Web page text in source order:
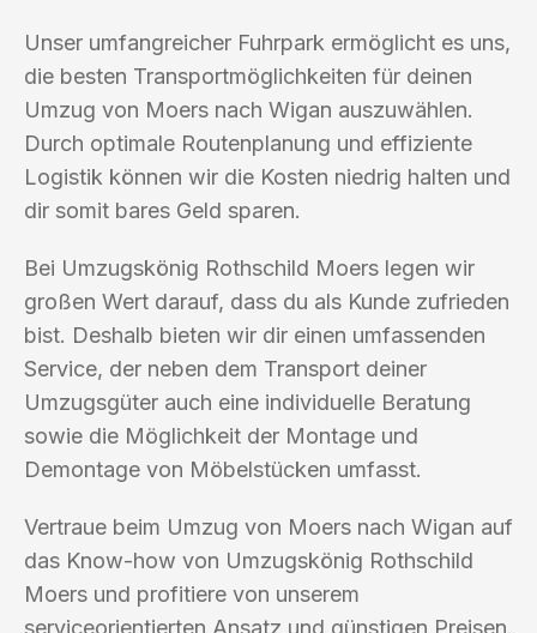
Unser umfangreicher Fuhrpark ermöglicht es uns,
die besten Transportmöglichkeiten für deinen
Umzug von Moers nach Wigan auszuwählen.
Durch optimale Routenplanung und effiziente
Logistik können wir die Kosten niedrig halten und
dir somit bares Geld sparen.
Bei Umzugskönig Rothschild Moers legen wir
großen Wert darauf, dass du als Kunde zufrieden
bist. Deshalb bieten wir dir einen umfassenden
Service, der neben dem Transport deiner
Umzugsgüter auch eine individuelle Beratung
sowie die Möglichkeit der Montage und
Demontage von Möbelstücken umfasst.
Vertraue beim Umzug von Moers nach Wigan auf
das Know-how von Umzugskönig Rothschild
Moers und profitiere von unserem
serviceorientierten Ansatz und günstigen Preisen.